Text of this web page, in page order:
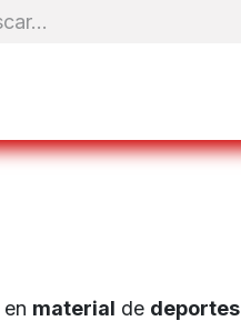
material de deportes